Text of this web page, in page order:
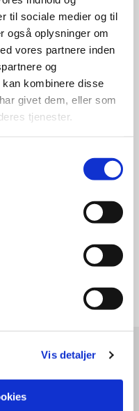
til sociale medier og til
også oplysninger om
vores partnere inden
og
kombinere disse
givet dem, eller som
tjenester.
Vis detaljer